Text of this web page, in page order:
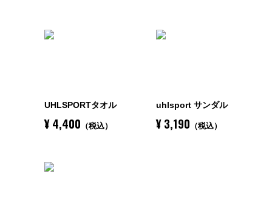
UHLSPORTタオル
¥ 4,400 （税込）
uhlsport サンダル
¥ 3,190 （税込）